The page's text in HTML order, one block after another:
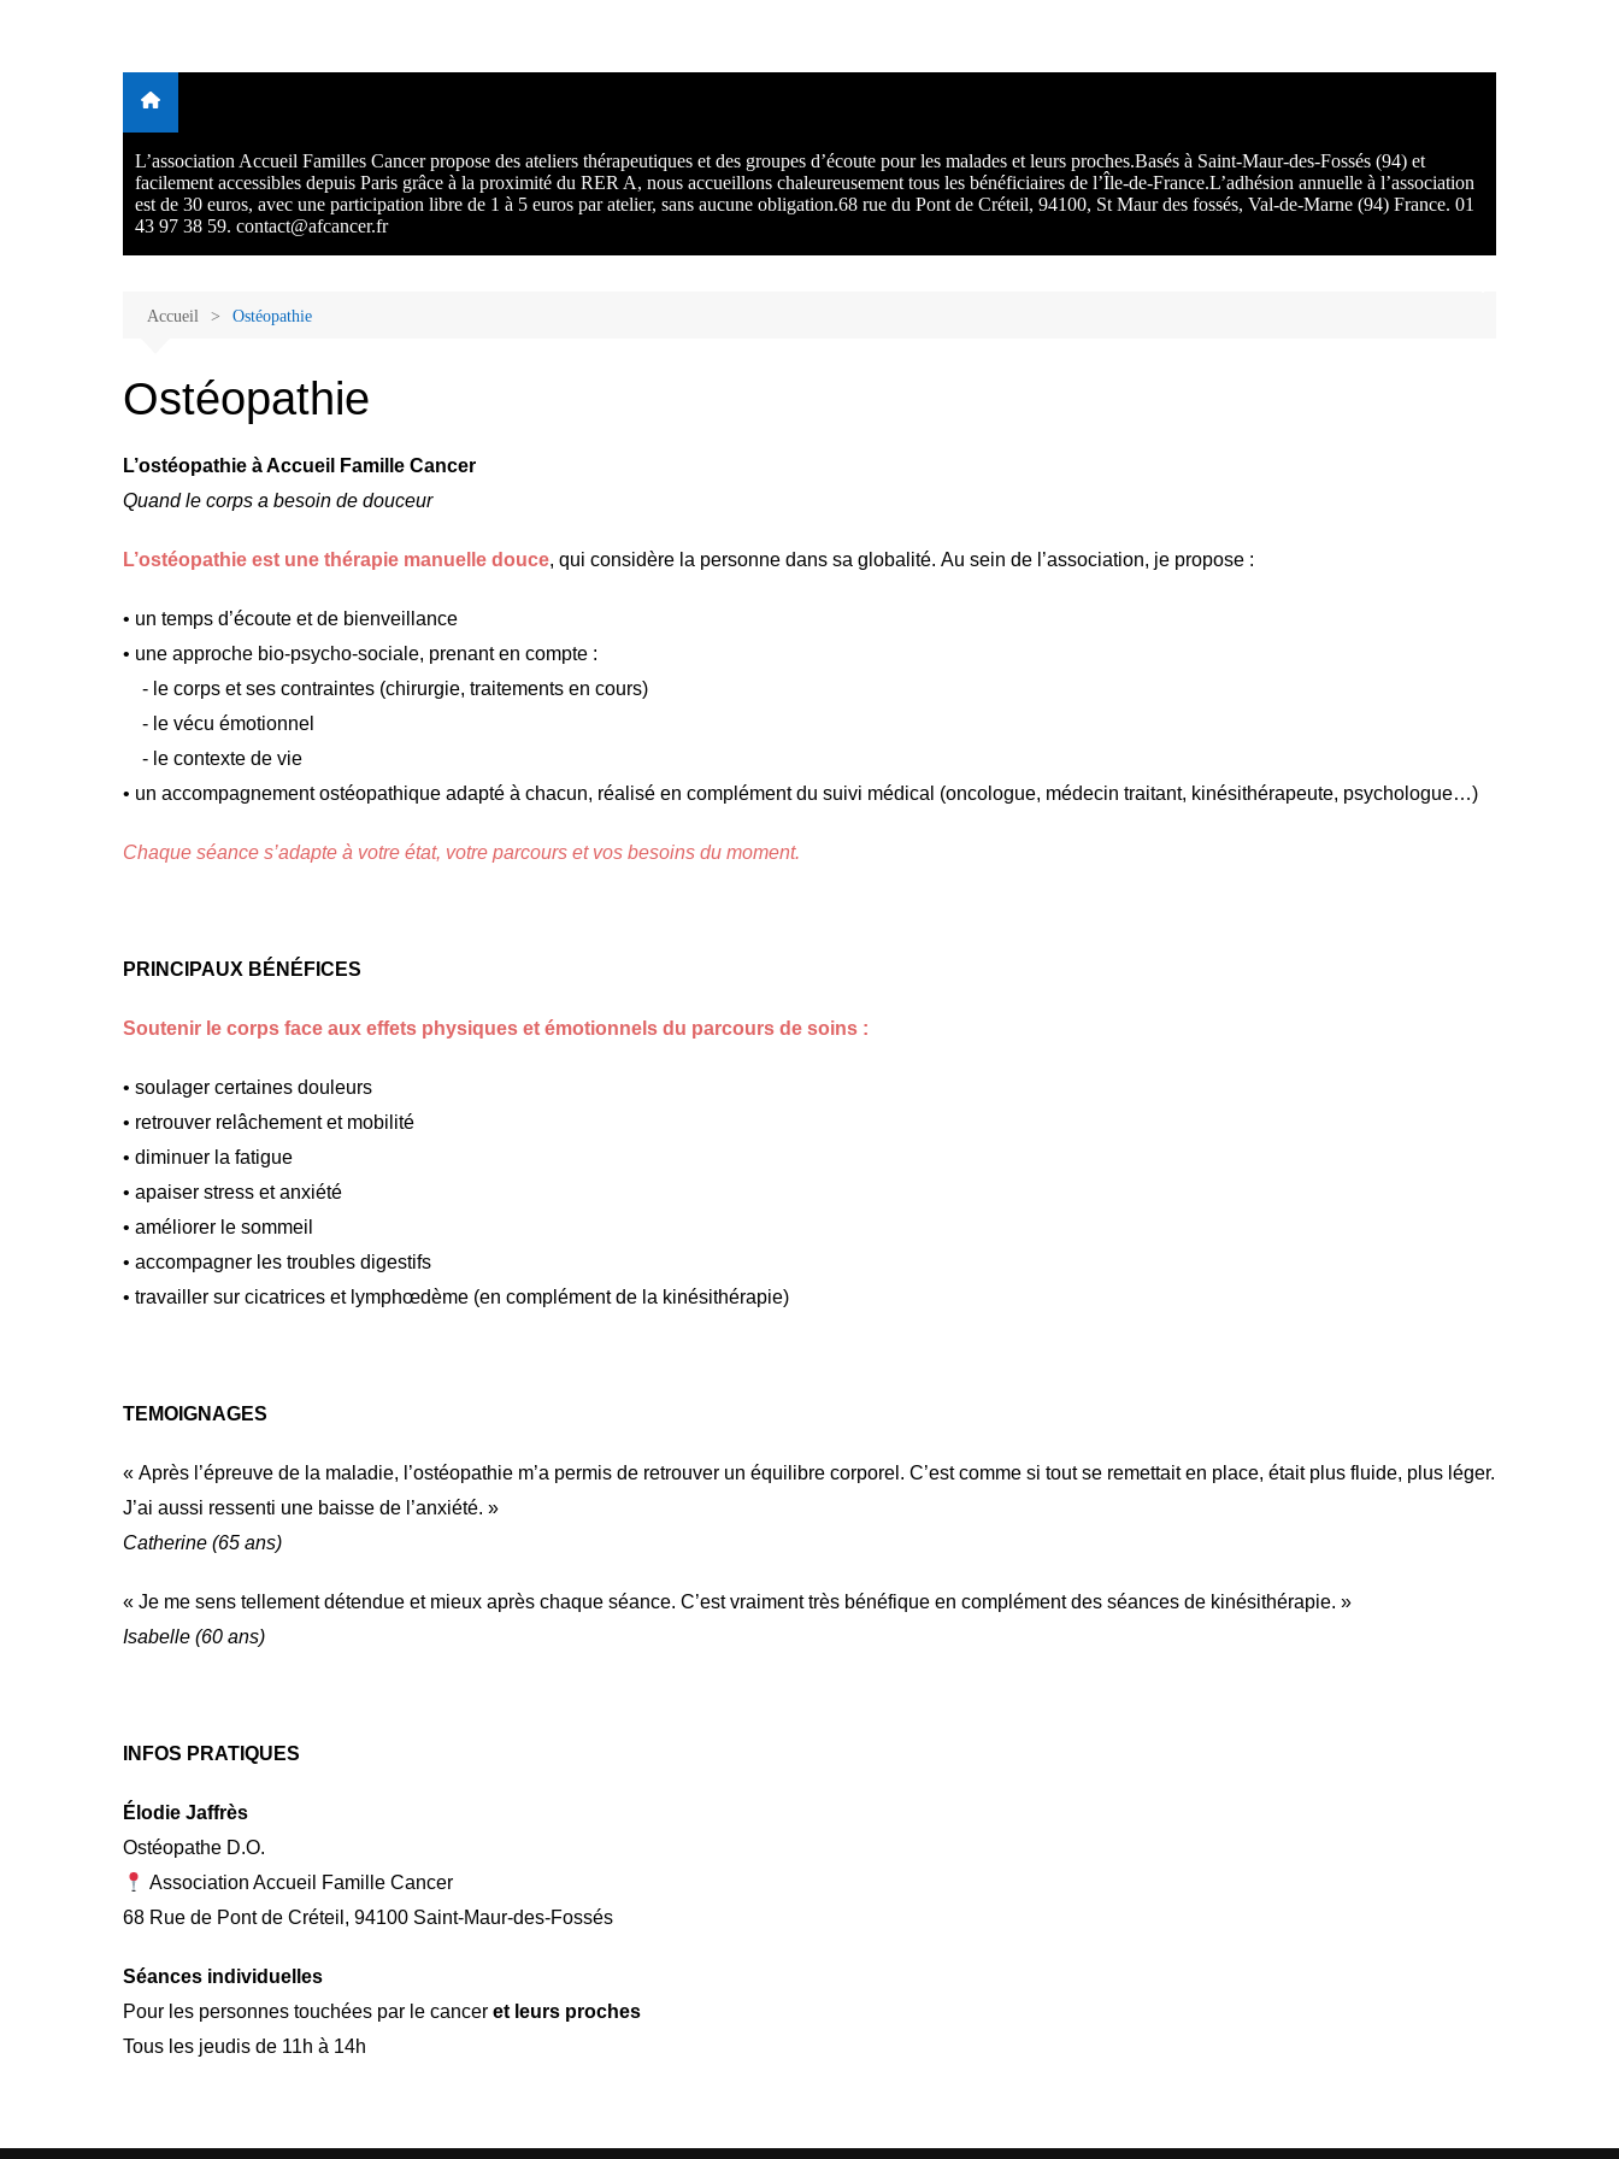
avec et après le cancer
Ecoute thérapeutique, sophrologie, sport adapté, art thérapie,
musico thérapie… . L'adhésion annuelle est de 30 euros avec une
participation libre de 1 à 5 euros par atelier sans obligation.
L’association Accueil Familles Cancer propose des ateliers thérapeutiques et des groupes d’écoute pour les malades et leurs proches.Basés à Saint-Maur-des-Fossés (94) et
facilement accessibles depuis Paris grâce à la proximité du RER A, nous accueillons chaleureusement tous les bénéficiaires de l’Île-de-France.L’adhésion annuelle à l’association
est de 30 euros, avec une participation libre de 1 à 5 euros par atelier, sans aucune obligation.68 rue du Pont de Créteil, 94100, St Maur des fossés, Val-de-Marne (94) France. 01
43 97 38 59. contact@afcancer.fr
Accueil Ostéopathie
Ostéopathie
L’ostéopathie à Accueil Famille Cancer
Quand le corps a besoin de douceur
L’ostéopathie est une thérapie manuelle douce, qui considère la personne dans sa globalité. Au sein de l’association, je propose :
• un temps d’écoute et de bienveillance
• une approche bio-psycho-sociale, prenant en compte :
- le corps et ses contraintes (chirurgie, traitements en cours)
- le vécu émotionnel
- le contexte de vie
• un accompagnement ostéopathique adapté à chacun, réalisé en complément du suivi médical (oncologue, médecin traitant, kinésithérapeute, psychologue…)
Chaque séance s’adapte à votre état, votre parcours et vos besoins du moment.
PRINCIPAUX BÉNÉFICES
Soutenir le corps face aux effets physiques et émotionnels du parcours de soins :
• soulager certaines douleurs
• retrouver relâchement et mobilité
• diminuer la fatigue
• apaiser stress et anxiété
• améliorer le sommeil
• accompagner les troubles digestifs
• travailler sur cicatrices et lymphœdème (en complément de la kinésithérapie)
TEMOIGNAGES
« Après l’épreuve de la maladie, l’ostéopathie m’a permis de retrouver un équilibre corporel. C’est comme si tout se remettait en place, était plus fluide, plus léger.
J’ai aussi ressenti une baisse de l’anxiété. »
Catherine (65 ans)
« Je me sens tellement détendue et mieux après chaque séance. C’est vraiment très bénéfique en complément des séances de kinésithérapie. »
Isabelle (60 ans)
INFOS PRATIQUES
Élodie Jaffrès
Ostéopathe D.O.
Association Accueil Famille Cancer
68 Rue de Pont de Créteil, 94100 Saint-Maur-des-Fossés
Séances individuelles
Pour les personnes touchées par le cancer et leurs proches
Tous les jeudis de 11h à 14h